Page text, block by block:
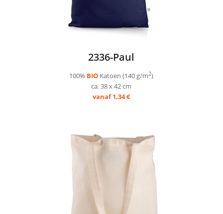
2336-Paul
100% BIO Katoen (140 g/m2)
ca. 38 x 42 cm
vanaf 1,34 €